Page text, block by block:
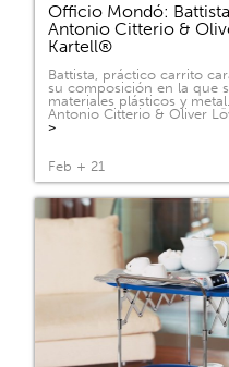
Officio Mondó:
Antonio Citterio &
Kartell®
Battista, práctico carrito
su composición en la que
materiales plásticos y
Antonio Citterio & Oliver
>
Feb + 21